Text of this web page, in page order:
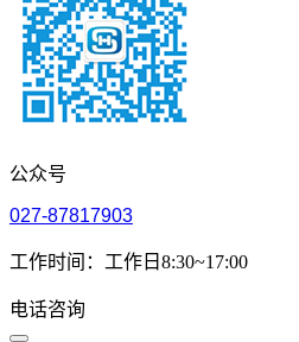
公众号
027-87817903
工作时间：工作日8:30~17:00
电话咨询